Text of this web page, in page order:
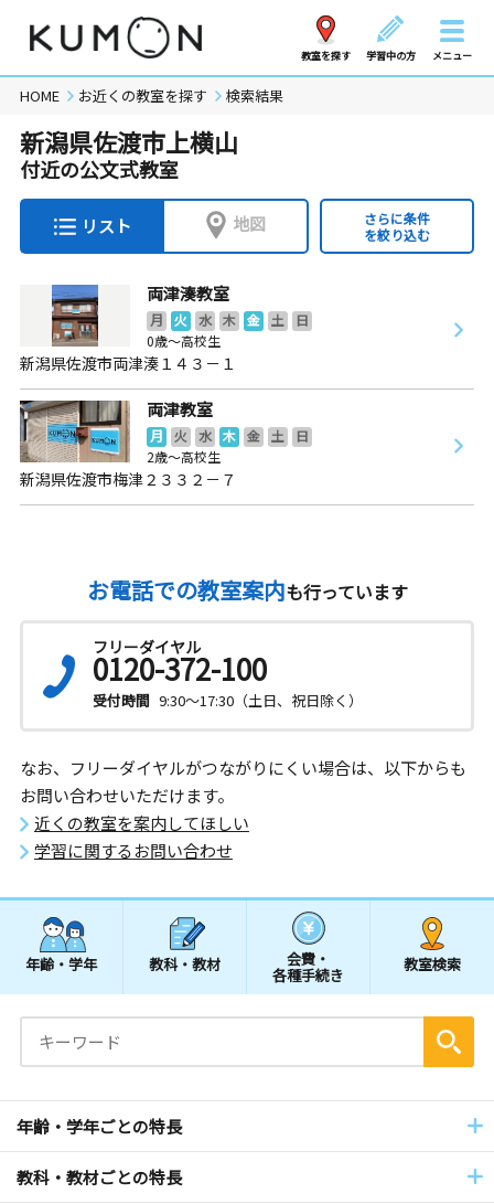
教室を探す 学習中の方 メニュー
HOME お近くの教室を探す 検索結果
新潟県佐渡市上横山
付近の公文式教室
リスト 地図
さらに条件
を絞り込む
両津湊教室
月 火 水 木 金 土
日
0歳～高校生
新潟県佐渡市両津湊１４３－１
両津教室
月 火 水 木 金 土
日
2歳～高校生
新潟県佐渡市梅津２３３２－７
お電話での教室案内も行っています
フリーダイヤル
0120-372-100
受付時間 9:30～17:30（土日、祝日除く）
なお、フリーダイヤルがつながりにくい場合は、以下からも
お問い合わせいただけます。
近くの教室を案内してほしい
学習に関するお問い合わせ
年齢・学年 教科・教材 会費・
各種手続き
教室検索
年齢・学年ごとの特長
教科・教材ごとの特長